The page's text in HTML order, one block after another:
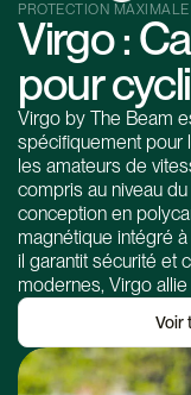
PROTECTION
Virgo :
pour
Virgo by The Beam
spécifiquement pour
les amateurs de
compris au niveau
conception en
magnétique intégré
il garantit sécurité et
modernes, Virgo
Voir